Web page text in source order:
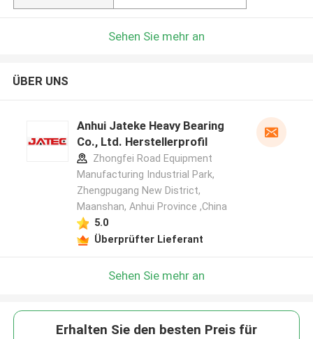
Sehen Sie mehr an
ÜBER UNS
Anhui Jateke Heavy Bearing
Co., Ltd. Herstellerprofil
Zhongfei Road Equipment
Manufacturing Industrial Park,
Zhengpugang New District,
Maanshan, Anhui Province ,China
5.0
Überprüfter Lieferant
Sehen Sie mehr an
Erhalten Sie den besten Preis für